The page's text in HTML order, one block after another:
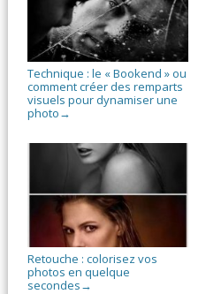
Technique : le « Bookend » ou
comment créer des remparts
visuels pour dynamiser une
photo →
Retouche : colorisez vos
photos en quelque
secondes →